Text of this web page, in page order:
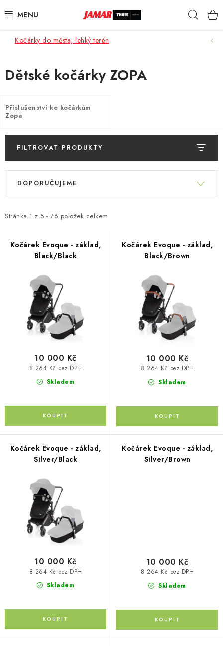
na
STŘEŠNÍ NOSIČE
NOSIČE KOL
KOČÁRKY
DĚTSKÉ ZBOŽÍ
AUTOPOTAHY ŠITÉ NA MÍRU
AUTODOPLŇKY
AKCE
PRO PSY
BOXY NA TAŽNÁ ZAŘÍZENÍ
OSTATNÍ NOSIČE
STŘEŠNÍ KOŠE
AUTOSTANY
CESTOVNÍ ZAVAZADLA
O nás Doprava a platba
Půjčovna
Obchodní podmínky
Kočárky do města, lehký terén
Dětské kočárky ZOPA
Příslušenství ke kočárkům
Zopa
FILTROVAT PRODUKTY
V
p
i
p
Stránka 1 z 5 - 76 položek celkem
Ř
e
DOPORUČUJEME
Kočárek Evoque - základ,
Black/Black
Skladem
8 264 Kč bez DPH
10 000 Kč
Kočárek Evoque - základ,
Black/Brown
Skladem
8 264 Kč bez DPH
10 000 Kč
Kočárek Evoque - základ,
Silver/Black
Skladem
8 264 Kč bez DPH
10 000 Kč
Kočárek Evoque - základ,
Silver/Brown
Skladem
8 264 Kč bez DPH
10 000 Kč